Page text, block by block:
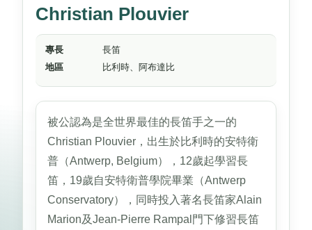
Christian Plouvier
專長
長笛
地區
比利時、阿布達比
被公認為是全世界最佳的長笛手之一的
Christian Plouvier，出生於比利時的安特衛
普（Antwerp, Belgium），12歲起學習長
笛，19歲自安特衛普學院畢業（Antwerp
Conservatory），同時投入著名長笛家Alain
Marion及Jean-Pierre Rampal門下修習長笛